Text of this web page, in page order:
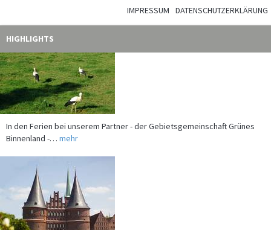
IMPRESSUM
DATENSCHUTZERKLÄRUNG
HIGHLIGHTS
Binnenland -…mehr